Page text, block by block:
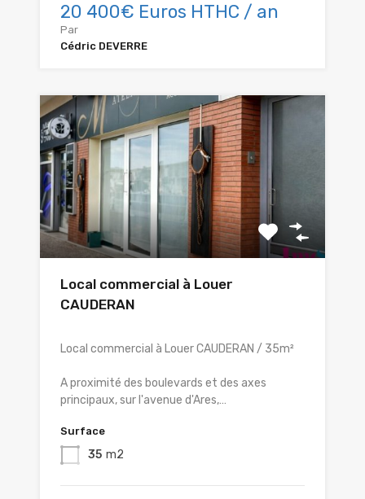
20 400€ Euros HTHC / an
Par
Cédric DEVERRE
Local commercial à Louer
CAUDERAN
Local commercial à Louer CAUDERAN / 35m²
A proximité des boulevards et des axes
principaux, sur l'avenue d'Ares,…
Surface
35 m2